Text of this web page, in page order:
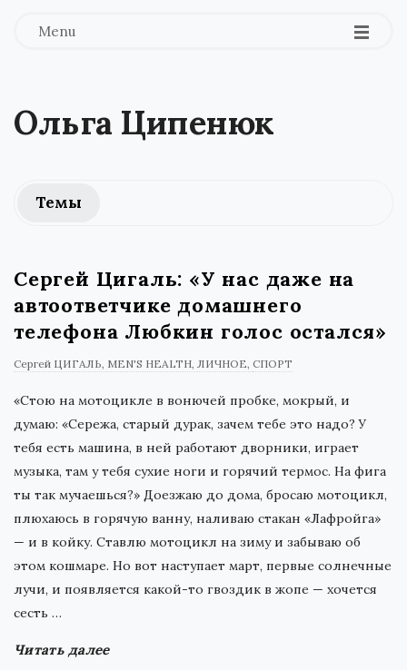
Menu
Ольга Ципенюк
Темы
Сергей Цигаль: «У нас даже на
автоответчике домашнего
телефона Любкин голос остался»
Сергей ЦИГАЛЬ MEN'S HEALTH ЛИЧНОЕ СПОРТ
«Стою на мотоцикле в вонючей пробке, мокрый, и
думаю: «Сережа, старый дурак, зачем тебе это надо? У
тебя есть машина, в ней работают дворники, играет
музыка, там у тебя сухие ноги и горячий термос. На фига
ты так мучаешься?» Доезжаю до дома, бросаю мотоцикл,
плюхаюсь в горячую ванну, наливаю стакан «Лафройга»
— и в койку. Ставлю мотоцикл на зиму и забываю об
этом кошмаре. Но вот наступает март, первые солнечные
лучи, и появляется какой-то гвоздик в жопе — хочется
сесть …
Читать далее